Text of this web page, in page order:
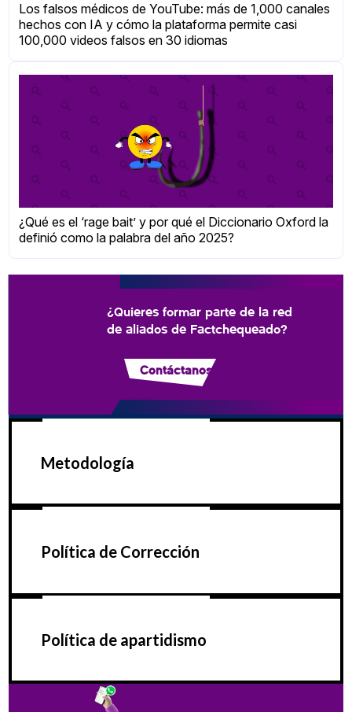
Los falsos médicos de YouTube: más de 1,000 canales
hechos con IA y cómo la plataforma permite casi
100,000 videos falsos en 30 idiomas
¿Qué es el ‘rage bait’ y por qué el Diccionario Oxford la
definió como la palabra del año 2025?
¿Quieres formar parte de la red
de aliados de Factchequeado?
Contáctanos
Metodología
Política de Corrección
Política de apartidismo